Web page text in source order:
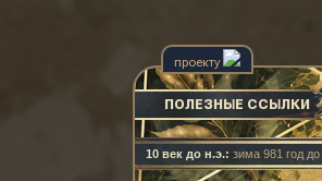
ПОЛЕЗНЫЕ ССЫЛКИ
проекту